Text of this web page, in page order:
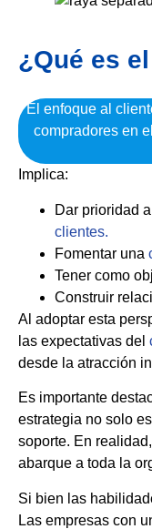
¿Qué es
El enfoque al
compradores en
Implica:
Dar prioridad
clientes.
Fomentar una
Tener como
Construir
Al adoptar esta
las expectativas del
desde la atracción
Es importante
estrategia no solo
soporte. En
abarque a toda la
Si bien las
Las empresas con